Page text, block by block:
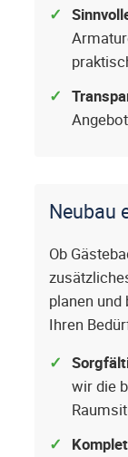
Neubau
Ob
planen und
Ihren
wir die